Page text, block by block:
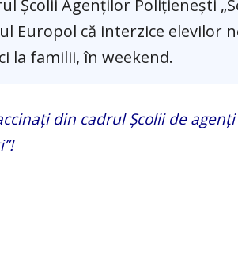
Școlii Agenților Polițienești
Europol că interzice elevilor
la familii, în weekend.
din cadrul Școlii de